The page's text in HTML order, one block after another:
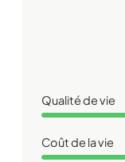
Qualité de vie
Coût de la vie